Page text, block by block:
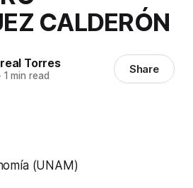
CALDERÓN
Torres
1 min read Share
(UNAM)